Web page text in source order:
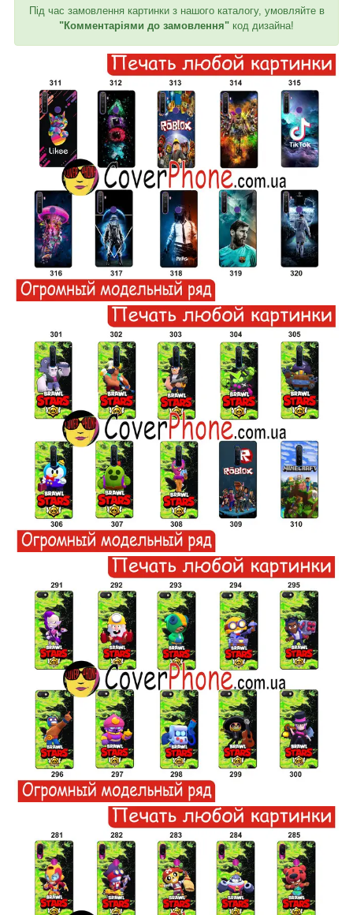
Під час замовлення картинки з нашого каталогу, умовляйте в
"Комментаріями до замовлення" код дизайна!